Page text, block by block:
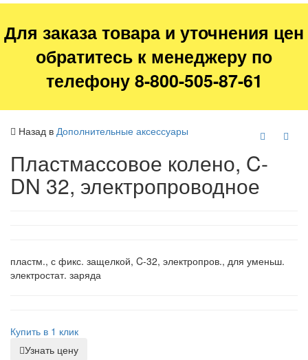
Для заказа товара и уточнения цен
обратитесь к менеджеру по
телефону 8-800-505-87-61
Назад в Дополнительные аксессуары
Пластмассовое колено, C-
DN 32, электропроводное
пластм., с фикс. защелкой, C-32, электропров., для уменьш.
электростат. заряда
Купить в 1 клик
Узнать цену